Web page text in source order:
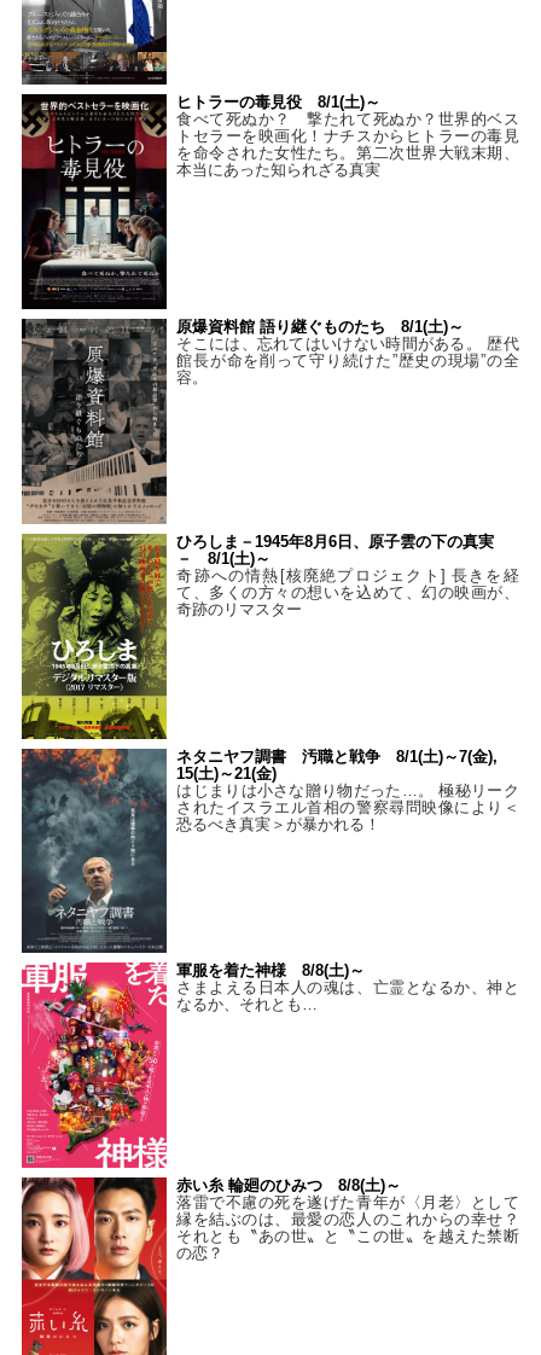
ヒトラーの毒見役 8/1(土)～
食べて死ぬか？ 撃たれて死ぬか？世界的ベス
トセラーを映画化！ナチスからヒトラーの毒見
を命令された女性たち。第二次世界大戦末期、
本当にあった知られざる真実
原爆資料館 語り継ぐものたち 8/1(土)～
そこには、忘れてはいけない時間がある。 歴代
館長が命を削って守り続けた”歴史の現場”の全
容。
ひろしま－1945年8月6日、原子雲の下の真実
－ 8/1(土)～
奇跡への情熱[核廃絶プロジェクト] 長きを経
て、多くの方々の想いを込めて、幻の映画が、
奇跡のリマスター
ネタニヤフ調書 汚職と戦争 8/1(土)～7(金),
15(土)～21(金)
はじまりは小さな贈り物だった…。 極秘リーク
されたイスラエル首相の警察尋問映像により＜
恐るべき真実＞が暴かれる！
軍服を着た神様 8/8(土)～
さまよえる日本人の魂は、亡霊となるか、神と
なるか、それとも…
赤い糸 輪廻のひみつ 8/8(土)～
落雷で不慮の死を遂げた青年が〈月老〉として
縁を結ぶのは、最愛の恋人のこれからの幸せ？
それとも〝あの世〟と〝この世〟を越えた禁断
の恋？